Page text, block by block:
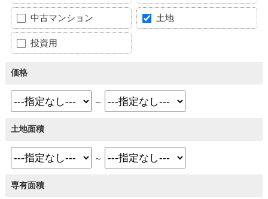
中古マンション 土地
投資用
価格
～
土地面積
～
専有面積